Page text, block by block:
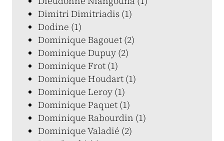
Dimitri Dimitriadis (1)
Dodine (1)
Dominique Bagouet (2)
Dominique Dupuy (2)
Dominique Frot (1)
Dominique Houdart (1)
Dominique Leroy (1)
Dominique Paquet (1)
Dominique Rabourdin (1)
Dominique Valadié (2)